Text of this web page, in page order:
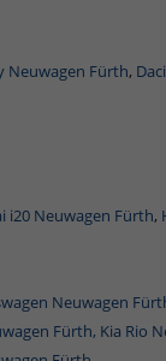
Neuwagen Fürth,
i20 Neuwagen Fürth,
Neuwagen
Fürth, Kia Rio